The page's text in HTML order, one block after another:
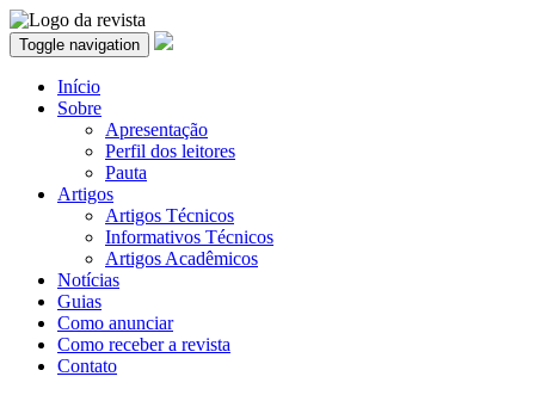
Toggle navigation
Início
Sobre
Apresentação
Perfil dos leitores
Pauta
Artigos
Artigos Técnicos
Informativos Técnicos
Artigos Acadêmicos
Notícias
Guias
Como anunciar
Como receber a revista
Contato